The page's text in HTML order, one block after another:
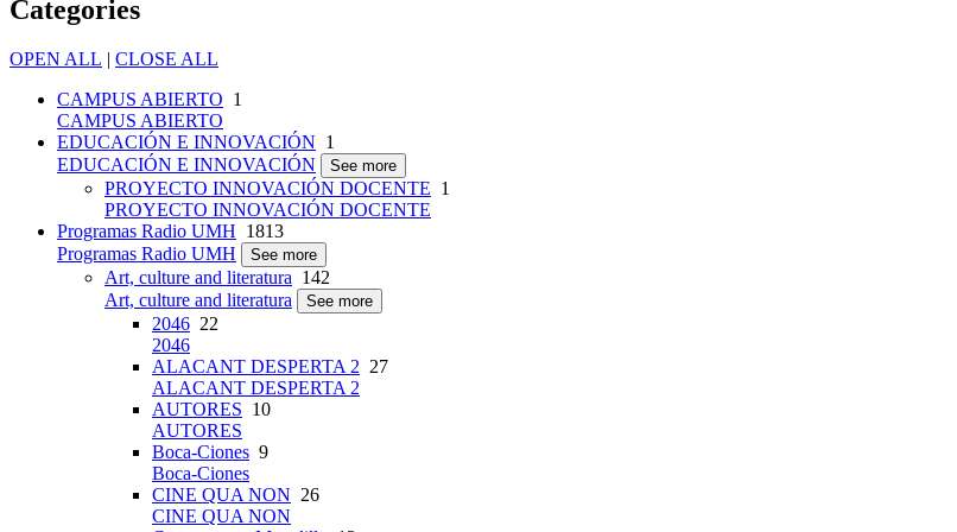
Categories
OPEN ALL | CLOSE ALL
CAMPUS ABIERTO 1
CAMPUS ABIERTO
EDUCACIÓN E INNOVACIÓN 1
EDUCACIÓN E INNOVACIÓN
See more
PROYECTO INNOVACIÓN DOCENTE 1
PROYECTO INNOVACIÓN DOCENTE
Programas Radio UMH 1813
Programas Radio UMH
See more
Art, culture and literatura 142
Art, culture and literatura
See more
2046 22
2046
ALACANT DESPERTA 2 27
ALACANT DESPERTA 2
AUTORES 10
AUTORES
Boca-Ciones 9
Boca-Ciones
CINE QUA NON 26
CINE QUA NON